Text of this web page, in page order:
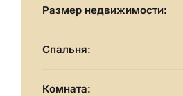
Размер недвижимости:
Спальня:
Комната: